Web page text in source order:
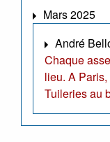
Mars 2025
André
Chaque
lieu. A
Tuileries au